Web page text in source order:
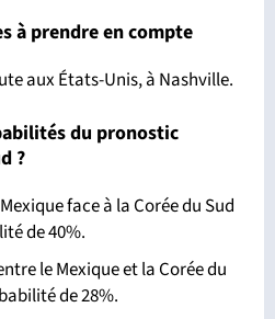
à prendre en compte
aux États-Unis, à Nashville.
du pronostic
?
face à la Corée du Sud
de 40%.
le Mexique et la Corée du
de 28%.